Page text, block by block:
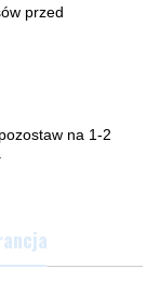
przed
na 1-2